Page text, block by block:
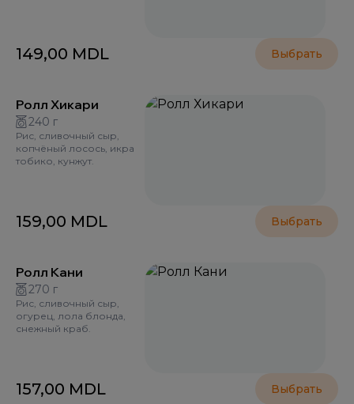
149,00 MDL Выбрать
Ролл Хикари
240 г
Рис, сливочный сыр,
копчёный лосось, икра
тобико, кунжут.
159,00 MDL Выбрать
Ролл Кани
270 г
Рис, сливочный сыр,
огурец, лола блонда,
снежный краб.
157,00 MDL Выбрать